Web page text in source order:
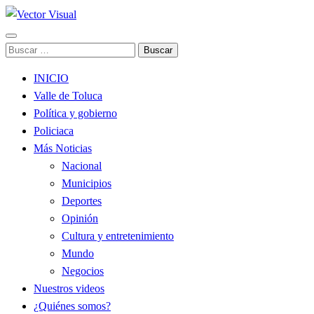
Vector Visual
Noticias y Producción Audiovisual
Buscar:
INICIO
Valle de Toluca
Política y gobierno
Policiaca
Más Noticias
Nacional
Municipios
Deportes
Opinión
Cultura y entretenimiento
Mundo
Negocios
Nuestros videos
¿Quiénes somos?